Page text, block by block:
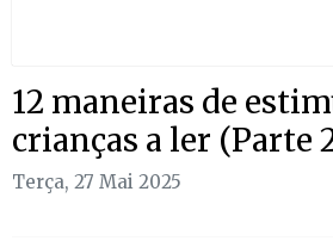
12 maneiras de
crianças a ler (Parte
Terça, 27 Mai 2025